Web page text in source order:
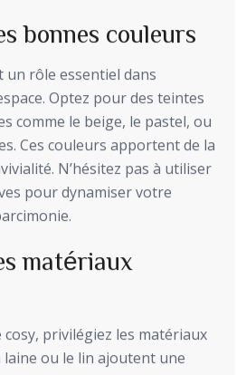
bonnes couleurs
un rôle essentiel dans
Optez pour des teintes
comme le beige, le pastel, ou
Ces couleurs apportent de la
N’hésitez pas à utiliser
pour dynamiser votre
matériaux
privilégiez les matériaux
laine ou le lin ajoutent une